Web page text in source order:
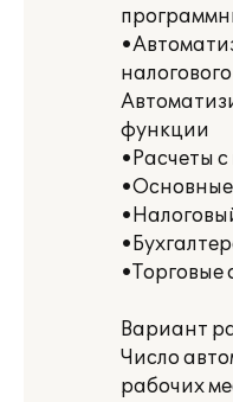
функции
•Расчеты
•Торговые
Вариант
Число
рабочих